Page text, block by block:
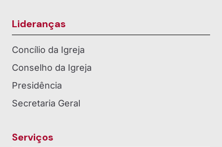
Lideranças
Concílio da Igreja
Conselho da Igreja
Presidência
Secretaria Geral
Serviços